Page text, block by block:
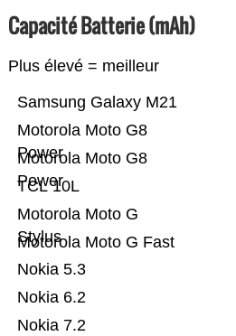
Capacité Batterie (mAh)
Plus élevé = meilleur
Nokia 7.2
Nokia 6.2
Nokia 5.3
Motorola Moto G Fast
Motorola Moto G
Stylus
TCL 10L
Motorola Moto G8
Power
Motorola Moto G8
Power
Samsung Galaxy M21